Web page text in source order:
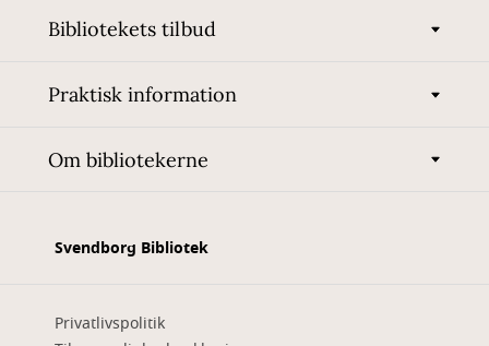
Bibliotekets tilbud
Praktisk information
Om bibliotekerne
Svendborg Bibliotek
Privatlivspolitik